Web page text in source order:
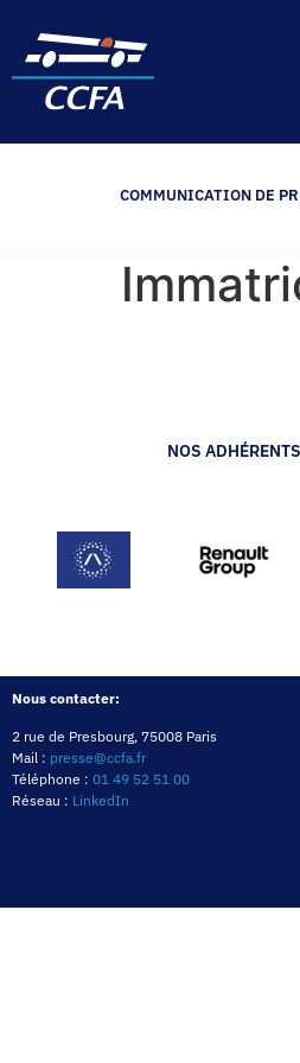
COMMUNICATION DE
NOS ADHÉRENTS
Nous contacter:
2 rue de Presbourg, 75008 Paris
Mail : presse@ccfa.fr
Téléphone : 01 49 52 51 00
Réseau : LinkedIn